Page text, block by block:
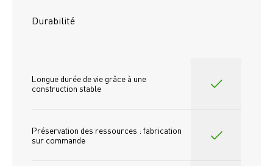
Durabilité
Longue durée de vie grâce à une
construction stable
Préservation des ressources : fabrication
sur commande